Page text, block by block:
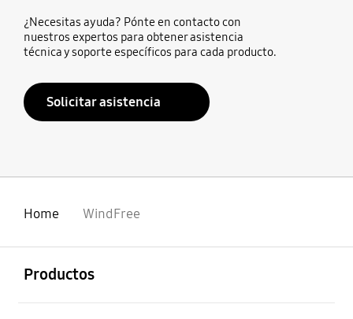
¿Necesitas ayuda? Pónte en contacto con
nuestros expertos para obtener asistencia
técnica y soporte específicos para cada producto.
Solicitar asistencia
Home WindFree
Productos